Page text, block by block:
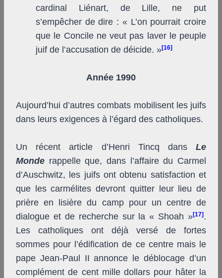
cardinal Liénart, de Lille, ne put
s’empêcher de dire : « L’on pourrait croire
que le Concile ne veut pas laver le peuple
juif de l’accusation de déicide. »[16]
Année 1990
Aujourd’hui d’autres combats mobilisent les juifs
dans leurs exigences à l’égard des catholiques.
Un récent article d’Henri Tincq dans Le
Monde rappelle que, dans l’affaire du Carmel
d’Auschwitz, les juifs ont obtenu satisfaction et
que les carmélites devront quitter leur lieu de
prière en lisière du camp pour un centre de
dialogue et de recherche sur la « Shoah »[17] .
Les catholiques ont déjà versé de fortes
sommes pour l’édification de ce centre mais le
pape Jean-Paul II annonce le déblocage d’un
complément de cent mille dollars pour hâter la